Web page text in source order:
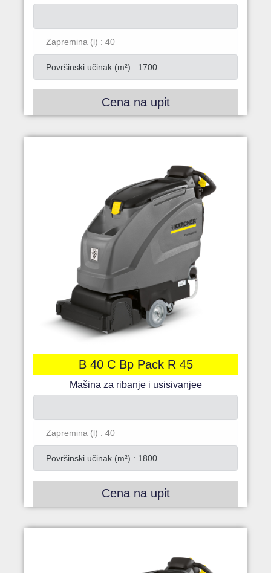
Zapremina (l) : 40
Površinski učinak (m²) : 1700
Cena na upit
B 40 C Bp Pack R 45
Mašina za ribanje i usisivanjee
Zapremina (l) : 40
Površinski učinak (m²) : 1800
Cena na upit